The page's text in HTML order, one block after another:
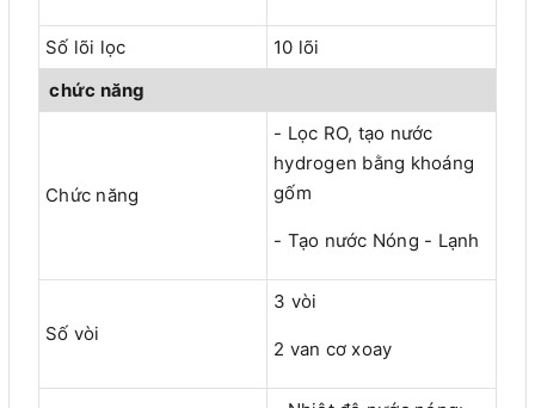
Số lõi lọc
10 lõi
chức năng
Chức năng
- Lọc RO, tạo nước
hydrogen bằng khoáng
gốm
- Tạo nước Nóng - Lạnh
Số vòi
3 vòi
2 van cơ xoay